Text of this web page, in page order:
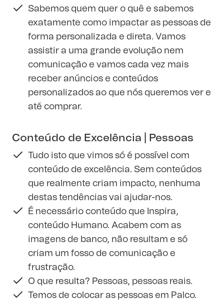
Sabemos quem quer o quê e sabemos
exatamente como impactar as pessoas de
forma personalizada e direta. Vamos
assistir a uma grande evolução nem
comunicação e vamos cada vez mais
receber anúncios e conteúdos
personalizados ao que nós queremos ver e
até comprar.
Conteúdo de Excelência | Pessoas
Tudo isto que vimos só é possível com
conteúdo de excelência. Sem conteúdos
que realmente criam impacto, nenhuma
destas tendências vai ajudar-nos.
É necessário conteúdo que Inspira,
conteúdo Humano. Acabem com as
imagens de banco, não resultam e só
criam um fosso de comunicação e
frustração.
O que resulta? Pessoas, pessoas reais.
Temos de colocar as pessoas em Palco.